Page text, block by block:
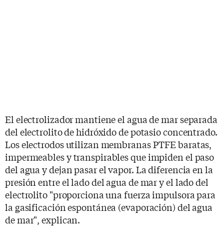
El electrolizador mantiene el agua de mar separada
del electrolito de hidróxido de potasio concentrado.
Los electrodos utilizan membranas PTFE baratas,
impermeables y transpirables que impiden el paso
del agua y dejan pasar el vapor. La diferencia en la
presión entre el lado del agua de mar y el lado del
electrolito "proporciona una fuerza impulsora para
la gasificación espontánea (evaporación) del agua
de mar", explican.